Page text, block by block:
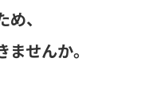
、
せんか。